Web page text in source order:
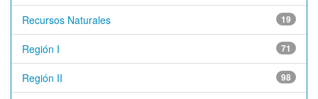
Recursos Naturales 19
Región I 71
Región II 98